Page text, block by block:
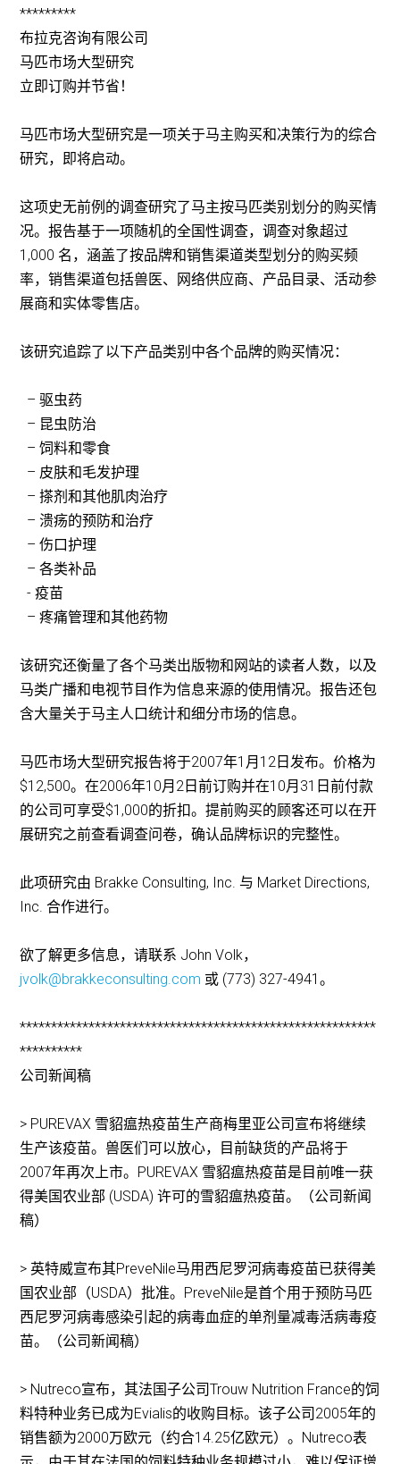
*********
布拉克咨询有限公司
马匹市场大型研究
立即订购并节省！
马匹市场大型研究是一项关于马主购买和决策行为的综合
研究，即将启动。
这项史无前例的调查研究了马主按马匹类别划分的购买情
况。报告基于一项随机的全国性调查，调查对象超过
1,000 名，涵盖了按品牌和销售渠道类型划分的购买频
率，销售渠道包括兽医、网络供应商、产品目录、活动参
展商和实体零售店。
该研究追踪了以下产品类别中各个品牌的购买情况：
– 驱虫药
– 昆虫防治
– 饲料和零食
– 皮肤和毛发护理
– 搽剂和其他肌肉治疗
– 溃疡的预防和治疗
– 伤口护理
– 各类补品
- 疫苗
– 疼痛管理和其他药物
该研究还衡量了各个马类出版物和网站的读者人数，以及
马类广播和电视节目作为信息来源的使用情况。报告还包
含大量关于马主人口统计和细分市场的信息。
马匹市场大型研究报告将于2007年1月12日发布。价格为
$12,500。在2006年10月2日前订购并在10月31日前付款
的公司可享受$1,000的折扣。提前购买的顾客还可以在开
展研究之前查看调查问卷，确认品牌标识的完整性。
此项研究由 Brakke Consulting, Inc. 与 Market Directions,
Inc. 合作进行。
欲了解更多信息，请联系 John Volk，
jvolk@brakkeconsulting.com 或 (773) 327-4941。
*********************************************************
**********
公司新闻稿
> PUREVAX 雪貂瘟热疫苗生产商梅里亚公司宣布将继续
生产该疫苗。兽医们可以放心，目前缺货的产品将于
2007年再次上市。PUREVAX 雪貂瘟热疫苗是目前唯一获
得美国农业部 (USDA) 许可的雪貂瘟热疫苗。（公司新闻
稿）
> 英特威宣布其PreveNile马用西尼罗河病毒疫苗已获得美
国农业部（USDA）批准。PreveNile是首个用于预防马匹
西尼罗河病毒感染引起的病毒血症的单剂量减毒活病毒疫
苗。（公司新闻稿）
> Nutreco宣布，其法国子公司Trouw Nutrition France的饲
料特种业务已成为Evialis的收购目标。该子公司2005年的
销售额为2000万欧元（约合14.25亿欧元）。Nutreco表